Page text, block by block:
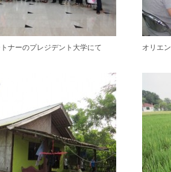
ナーのプレジデント大学にて オリエ